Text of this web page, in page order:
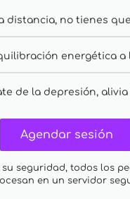
distancia, no tienes
energética a
de la depresión,
Agendar sesión
su seguridad, todos los
en un servidor